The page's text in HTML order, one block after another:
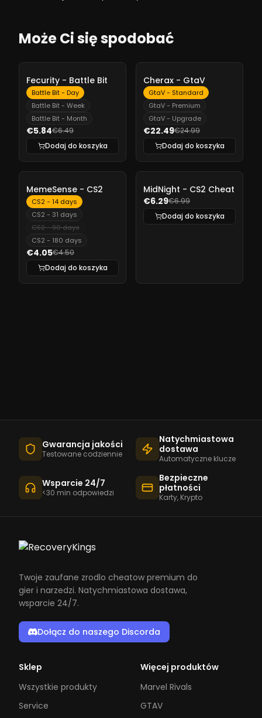
Może Ci się spodobać
Fecurity - Battle Bit
Battle Bit - Day
Battle Bit - Week
Battle Bit - Month
€5.84€6.49
Dodaj do koszyka
-
Cherax - GtaV
GtaV - Standard
GtaV - Premium
GtaV - Upgrade
€22.49€24.99
Dodaj do koszyka
MemeSense - CS2
CS2 - 14 days
CS2 - 31 days
CS2 - 90 days
CS2 - 180 days
€4.05€4.50
Dodaj do koszyka
- 10%
MidNight - CS2 Cheat
€6.29€6.99
Dodaj do koszyka
Gwarancja jakości
Testowane codziennie
Natychmiastowa
dostawa
Automatyczne klucze
Wsparcie 24/7
<30 min odpowiedzi
Bezpieczne
płatności
Karty, Krypto
Twoje zaufane zrodlo cheatow premium do
gier i narzedzi. Natychmiastowa dostawa,
wsparcie 24/7.
Dołącz do naszego Discorda
Sklep
Wszystkie produkty
Service
Więcej produktów
Marvel Rivals
GTAV